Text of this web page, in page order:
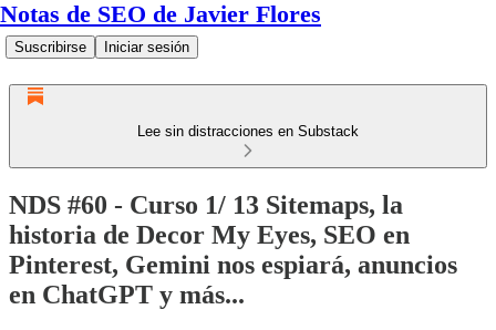
Notas de SEO de Javier Flores
Suscribirse Iniciar sesión
Lee sin distracciones en Substack
NDS #60 - Curso 1/ 13 Sitemaps, la
historia de Decor My Eyes, SEO en
Pinterest, Gemini nos espiará, anuncios
en ChatGPT y más...